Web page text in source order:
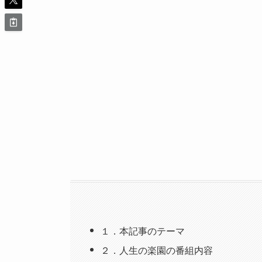
１．本記事のテーマ
２．人生の楽園の番組内容